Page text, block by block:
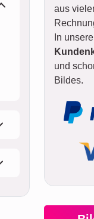
aus
In
und
Bildes.